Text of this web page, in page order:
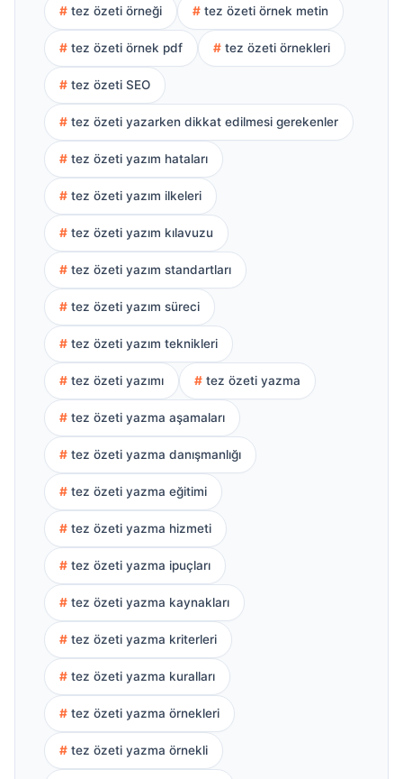
tez özeti örneği tez özeti örnek metin
tez özeti örnek pdf tez özeti örnekleri
tez özeti SEO
tez özeti yazarken dikkat edilmesi gerekenler
tez özeti yazım hataları
tez özeti yazım ilkeleri
tez özeti yazım kılavuzu
tez özeti yazım standartları
tez özeti yazım süreci
tez özeti yazım teknikleri
tez özeti yazımı tez özeti yazma
tez özeti yazma aşamaları
tez özeti yazma danışmanlığı
tez özeti yazma eğitimi
tez özeti yazma hizmeti
tez özeti yazma ipuçları
tez özeti yazma kaynakları
tez özeti yazma kriterleri
tez özeti yazma kuralları
tez özeti yazma örnekleri
tez özeti yazma örnekli